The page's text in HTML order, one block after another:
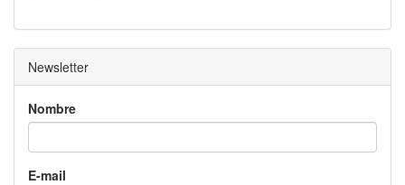
Newsletter
Nombre
E-mail